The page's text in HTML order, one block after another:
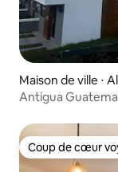
Maison de ville ⋅
Antigua
Coup de cœur
Coup de cœur